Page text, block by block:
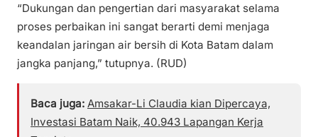
“Dukungan dan pengertian dari masyarakat selama
proses perbaikan ini sangat berarti demi menjaga
keandalan jaringan air bersih di Kota Batam dalam
jangka panjang,” tutupnya. (RUD)
Baca juga: Amsakar-Li Claudia kian Dipercaya,
Investasi Batam Naik, 40.943 Lapangan Kerja